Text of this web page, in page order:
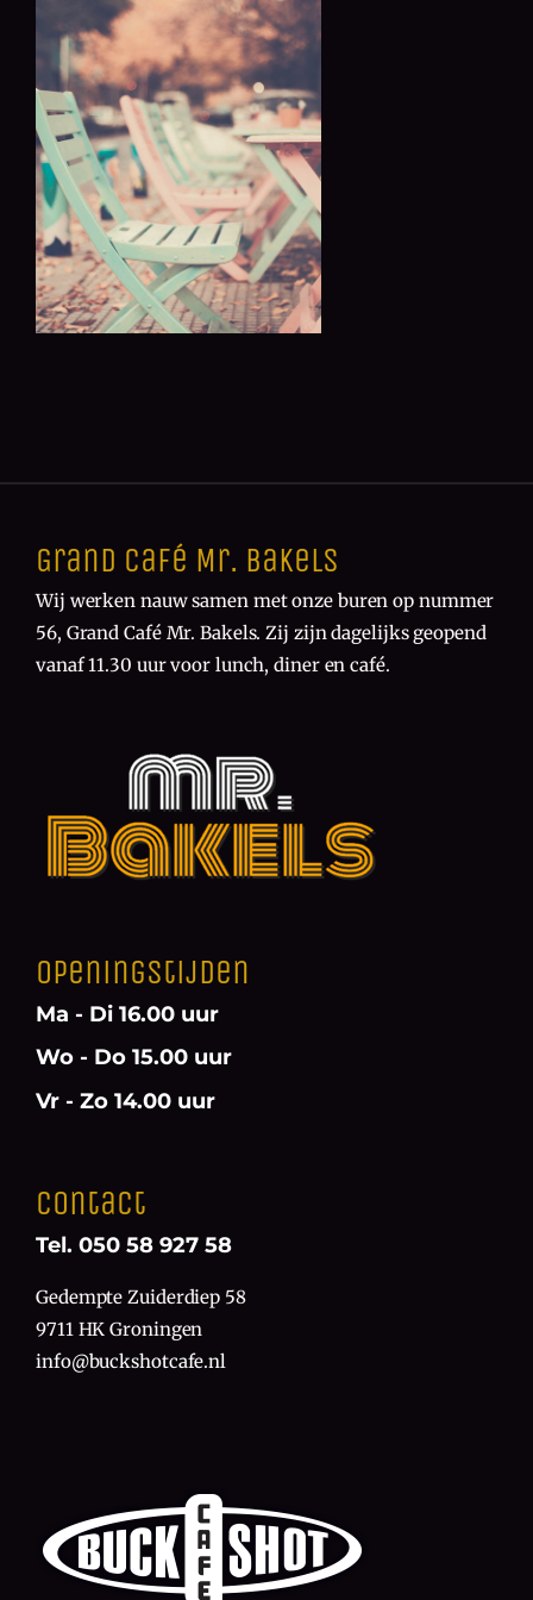
Grand Café Mr. Bakels
Wij werken nauw samen met onze buren op nummer
56, Grand Café Mr. Bakels. Zij zijn dagelijks geopend
vanaf 11.30 uur voor lunch, diner en café.
Openingstijden
Ma - Di 16.00 uur
Wo - Do 15.00 uur
Vr - Zo 14.00 uur
Contact
Tel. 050 58 927 58
Gedempte Zuiderdiep 58
9711 HK Groningen
info@buckshotcafe.nl